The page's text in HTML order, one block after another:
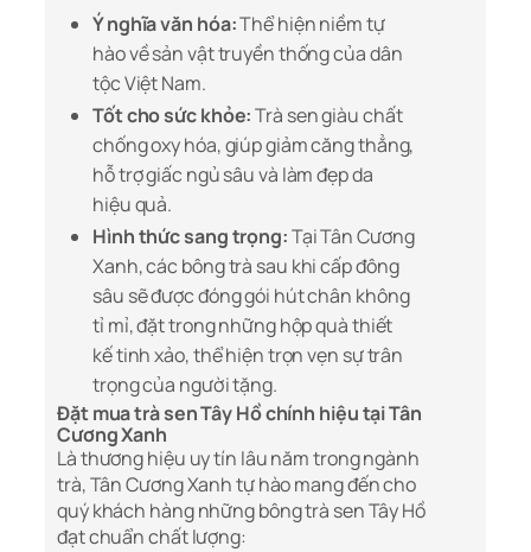
Ý nghĩa văn hóa:Thể hiện niềm tự
hào về sản vật truyền thống của dân
tộc Việt Nam.
Tốt cho sức khỏe:Trà sen giàu chất
chống oxy hóa, giúp giảm căng thẳng,
hỗ trợ giấc ngủ sâu và làm đẹp da
hiệu quả.
Hình thức sang trọng:Tại Tân Cương
Xanh, các bông trà sau khi cấp đông
sâu sẽ được đóng gói hút chân không
tỉ mỉ, đặt trong những hộp quà thiết
kế tinh xảo, thể hiện trọn vẹn sự trân
trọng của người tặng.
Đặt mua trà sen Tây Hồ chính hiệu tại Tân
Cương Xanh
Là thương hiệu uy tín lâu năm trong ngành
trà, Tân Cương Xanh tự hào mang đến cho
quý khách hàng những bông trà sen Tây Hồ
đạt chuẩn chất lượng: